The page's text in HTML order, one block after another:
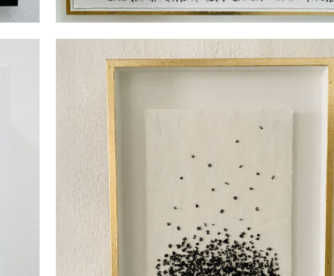
was ich dir nie gesagt
habe